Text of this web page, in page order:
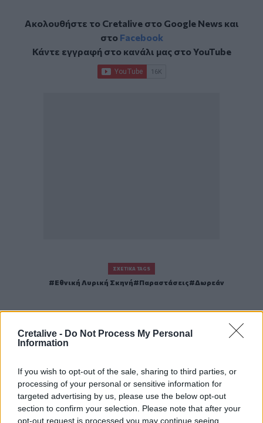
Cretalive - Do Not Process My Personal
Information
If you wish to opt-out of the sale, sharing to third parties, or
processing of your personal or sensitive information for
targeted advertising by us, please use the below opt-out
section to confirm your selection. Please note that after your
opt-out request is processed you may continue seeing
Ακολουθήστε το Cretalive στο Google Newsκαι
στο Facebook
Κάντε εγγραφή στο κανάλι μας στοYouTube
ΣΧΕΤΙΚΆ TAGS
Εθνική Λυρική Σκηνή Παραστάσεις Δωρεάν
ΣΤΕΊΛΕ ΤΗΝ ΕΊΔΗΣΗ